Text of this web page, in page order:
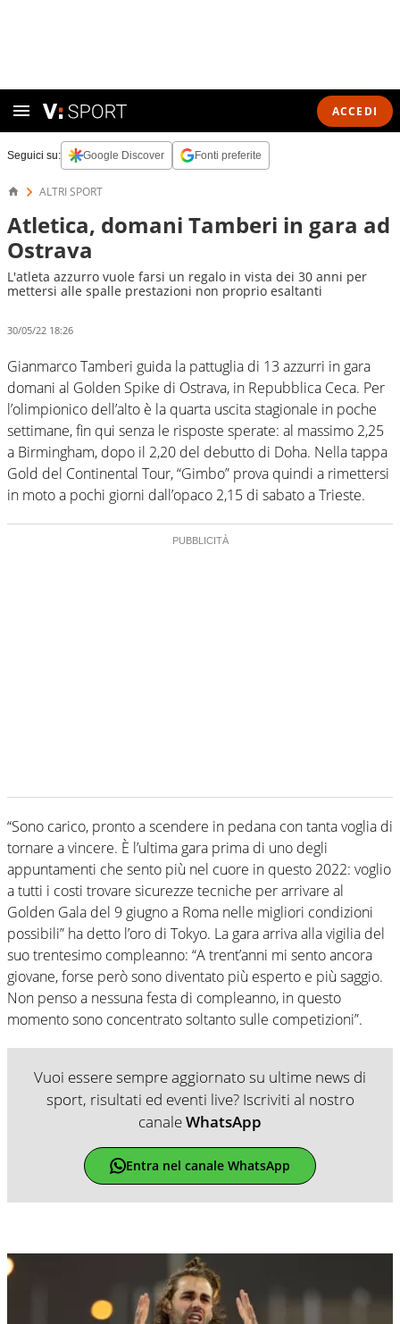
ACCEDI
Seguici su: Google Discover Fonti preferite
ALTRI SPORT
Atletica, domani Tamberi in gara ad
Ostrava
L'atleta azzurro vuole farsi un regalo in vista dei 30 anni per
mettersi alle spalle prestazioni non proprio esaltanti
30/05/22 18:26
Gianmarco Tamberi guida la pattuglia di 13 azzurri in gara
domani al Golden Spike di Ostrava, in Repubblica Ceca. Per
l’olimpionico dell’alto è la quarta uscita stagionale in poche
settimane, fin qui senza le risposte sperate: al massimo 2,25
a Birmingham, dopo il 2,20 del debutto di Doha. Nella tappa
Gold del Continental Tour, “Gimbo” prova quindi a rimettersi
in moto a pochi giorni dall’opaco 2,15 di sabato a Trieste.
“Sono carico, pronto a scendere in pedana con tanta voglia di
tornare a vincere. È l’ultima gara prima di uno degli
appuntamenti che sento più nel cuore in questo 2022: voglio
a tutti i costi trovare sicurezze tecniche per arrivare al
Golden Gala del 9 giugno a Roma nelle migliori condizioni
possibili” ha detto l’oro di Tokyo. La gara arriva alla vigilia del
suo trentesimo compleanno: “A trent’anni mi sento ancora
giovane, forse però sono diventato più esperto e più saggio.
Non penso a nessuna festa di compleanno, in questo
momento sono concentrato soltanto sulle competizioni”.
Vuoi essere sempre aggiornato su ultime news di
sport, risultati ed eventi live? Iscriviti al nostro
canaleWhatsApp
Entra nel canale WhatsApp